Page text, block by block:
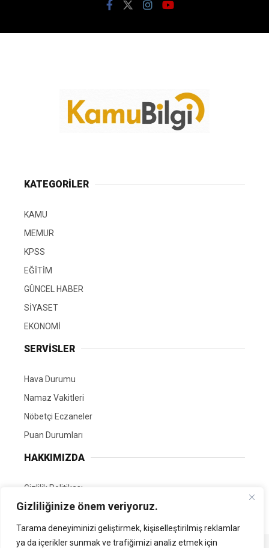
Gizliliğinize önem veriyoruz.
Tarama deneyiminizi geliştirmek, kişiselleştirilmiş reklamlar
ya da içerikler sunmak ve trafiğimizi analiz etmek için
KATEGORİLER
KAMU
MEMUR
KPSS
EĞİTİM
GÜNCEL HABER
SİYASET
EKONOMİ
SERVİSLER
Hava Durumu
Namaz Vakitleri
Nöbetçi Eczaneler
Puan Durumları
HAKKIMIZDA
Gizlilik Politikası
GÖNÜLLÜ EDİTÖRÜMÜZ OL